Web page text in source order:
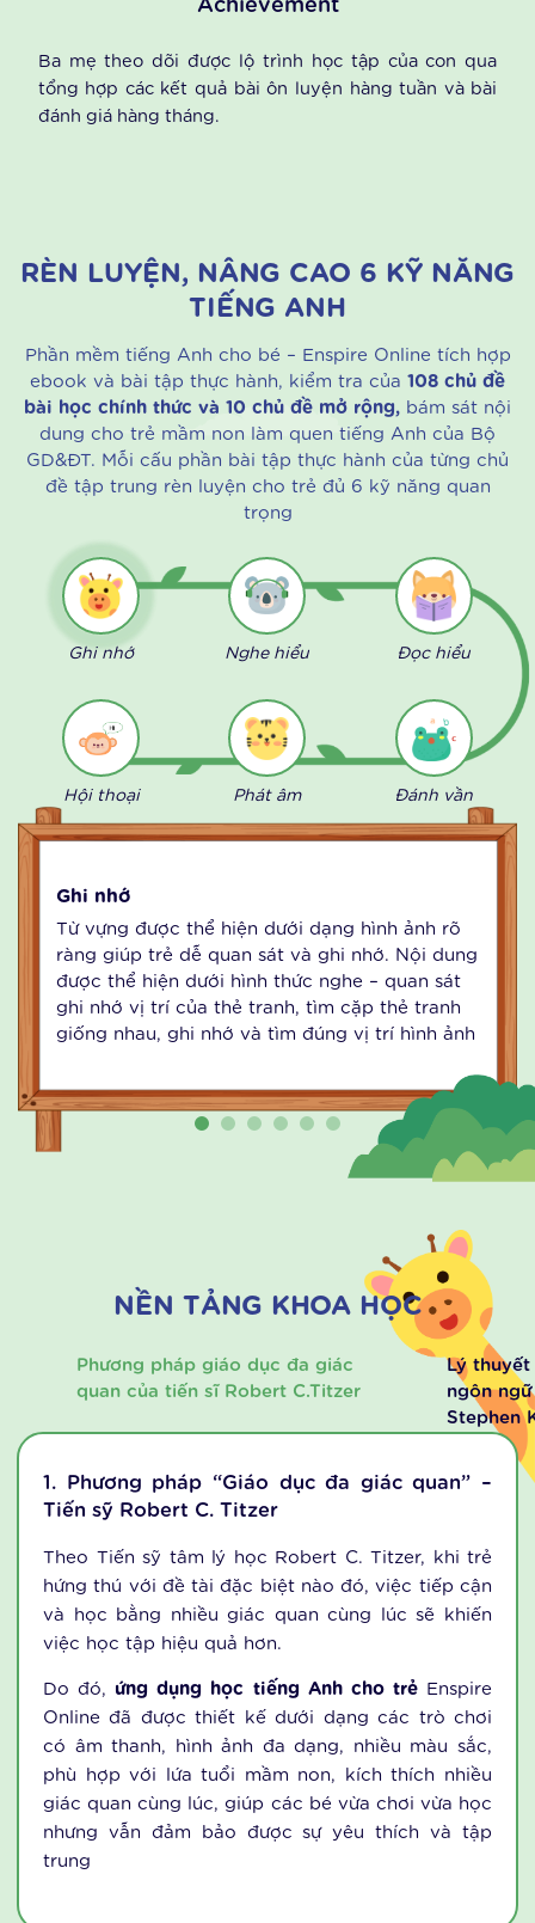
Achievement
Ba mẹ theo dõi được lộ trình học tập của con qua
tổng hợp các kết quả bài ôn luyện hàng tuần và bài
đánh giá hàng tháng.
RÈN LUYỆN, NÂNG CAO 6 KỸ NĂNG
TIẾNG ANH
Phần mềm tiếng Anh cho bé – Enspire Online tích hợp
ebook và bài tập thực hành, kiểm tra của
108 chủ đề
dung cho trẻ mầm non làm quen tiếng Anh của Bộ
GD&ĐT. Mỗi cấu phần bài tập thực hành của từng chủ
đề tập trung rèn luyện cho trẻ đủ 6 kỹ năng quan
trọng
Ghi nhớ Nghe hiểu Đọc hiểu
Đánh vần
ràng giúp trẻ dễ quan sát và ghi nhớ. Nội dung
được thể hiện dưới hình thức nghe – quan sát
ghi nhớ vị trí của thẻ tranh, tìm cặp thẻ tranh
giống nhau, ghi nhớ và tìm đúng vị trí hình ảnh
NỀN TẢNG KHOA HỌC
Phương pháp giáo dục đa giác
quan của tiến sĩ Robert C.Titzer
Stephen
1. Phương pháp “ Giáo dục đa giác quan ” –
Tiến sỹ Robert C. Titzer
Theo Tiến sỹ tâm lý học Robert C. Titzer, khi trẻ
hứng thú với đề tài đặc biệt nào đó, việc tiếp cận